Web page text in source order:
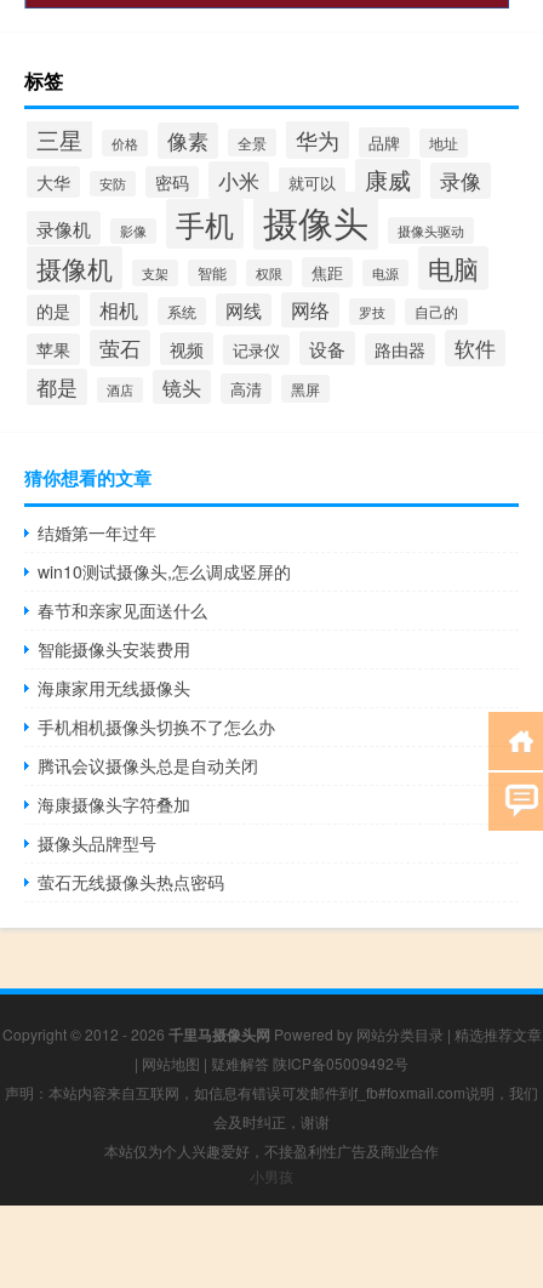
标签
三星 价格 像素 全景 华为 品牌 地址
大华 安防 密码 小米 就可以 康威 录像
录像机 影像 手机 摄像头 摄像头驱动
摄像机 支架 智能 权限 焦距 电源 电脑
的是 相机 系统 网线 网络 罗技 自己的
苹果 萤石 视频 记录仪 设备 路由器
软件
都是
酒店 镜头 高清 黑屏
猜你想看的文章
结婚第一年过年
win10测试摄像头,怎么调成竖屏的
春节和亲家见面送什么
智能摄像头安装费用
海康家用无线摄像头
手机相机摄像头切换不了怎么办
腾讯会议摄像头总是自动关闭
海康摄像头字符叠加
摄像头品牌型号
萤石无线摄像头热点密码
Copyright © 2012 - 2026 千里马摄像头网 Powered by 网站分类目录 | 精选推荐文章
| 网站地图 | 疑难解答 陕ICP备05009492号
声明：本站内容来自互联网，如信息有错误可发邮件到f_fb#foxmail.com说明，我们
会及时纠正，谢谢
本站仅为个人兴趣爱好，不接盈利性广告及商业合作
小男孩